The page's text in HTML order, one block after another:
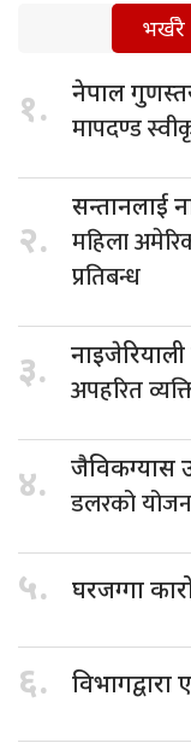
भर्खरै
१. नेपाल
मापदण्ड
२.
सन्तानलाई
महिला
प्रतिबन्ध
३. नाइजेरियाली
अपहरित
४. जैविकग्यास
डलरको
५. घरजग्गा
६. विभागद्वारा